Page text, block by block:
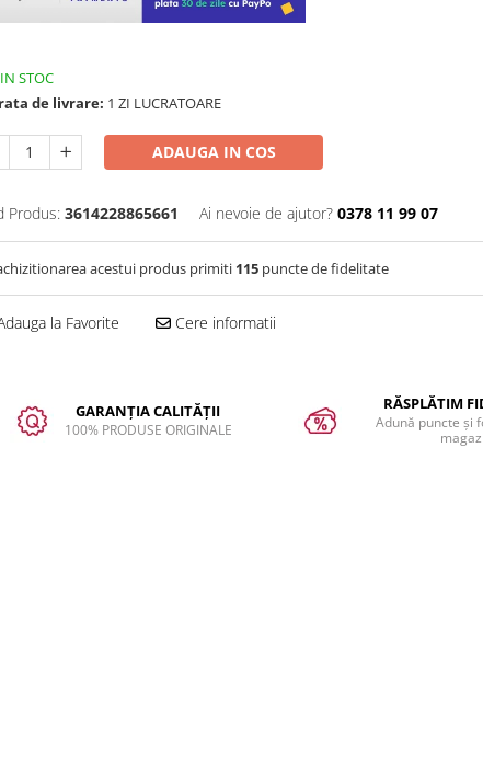
IN STOC
de livrare: 1 ZI LUCRATOARE
ADAUGA IN COS
Produs: 3614228865661 Ai nevoie de ajutor? 0378 11 99 07
acestui produs primiti 115 puncte de fidelitate
la Favorite Cere informatii
GARANȚIA CALITĂȚII
100% PRODUSE ORIGINALE
RĂSPLĂTIM
Adună puncte și